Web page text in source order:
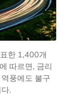
한 1,400개
따르면, 금리
풍에도 불구
.